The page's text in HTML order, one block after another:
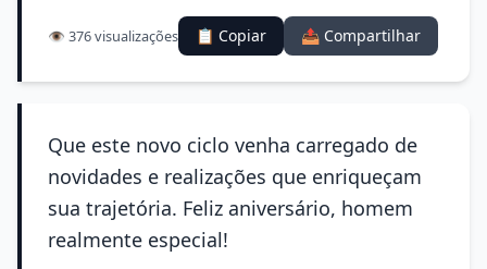
👁️ 376 visualizações 📋 Copiar 📤 Compartilhar
Que este novo ciclo venha carregado de
novidades e realizações que enriqueçam
sua trajetória. Feliz aniversário, homem
realmente especial!